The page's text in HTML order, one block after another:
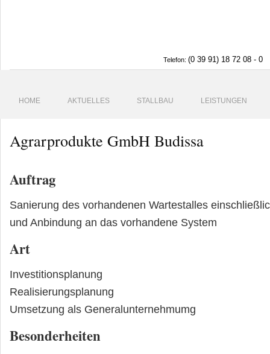
Telefon: (0 39 91) 18 72 08 - 0
HOME AKTUELLES STALLBAU LEISTUNGEN
Agrarprodukte GmbH Budissa
Auftrag
Sanierung des vorhandenen Wartestalles
und Anbindung an das vorhandene System
Art
Investitionsplanung
Realisierungsplanung
Umsetzung als Generalunternehmumg
Besonderheiten